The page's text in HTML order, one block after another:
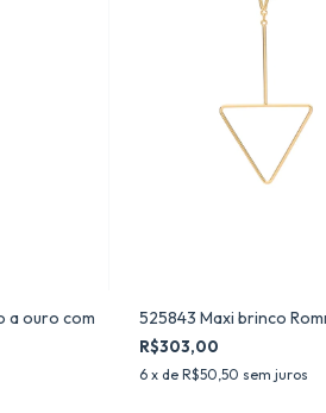
a ouro com
525843 Maxi brinco
R$303,00
6 x de R$50,50 sem juros